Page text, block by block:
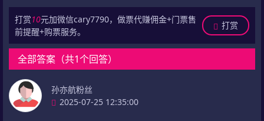
打赏10元加微信cary7790，做票代赚佣金+门票售
前提醒+购票服务。
打赏
全部答案（共1个回答）
孙亦航粉丝
2025-07-25 12:35:00